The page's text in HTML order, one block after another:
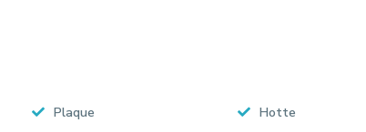
Plaque
Hotte